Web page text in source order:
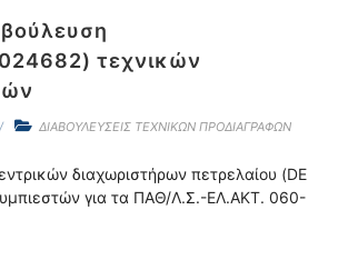
τεχνικών
ΔΙΑΒΟΥΛΕΥΣΕΙΣ ΤΕΧΝΙΚΩΝ ΠΡΟΔΙΑΓΡΑΦΩΝ
διαχωριστήρων πετρελαίου (DE
για τα ΠΑΘ/Λ.Σ.-ΕΛ.ΑΚΤ. 060-